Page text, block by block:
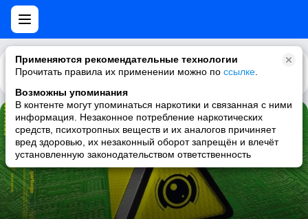
Применяются рекомендательные технологии
Прочитать правила их применении можно по ссылке
Возможны упоминания
В контенте могут упоминаться наркотики и связанная с ними
информация. Незаконное потребление наркотических
средств, психотропных веществ и их аналогов причиняет
вред здоровью, их незаконный оборот запрещён и влечёт
установленную законодательством ответственность
Каталог Рекомендации
I Think I'm Paranoid
Garbage